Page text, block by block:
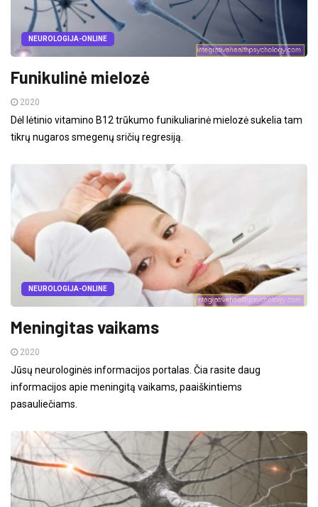
NEUROLOGIJA-ONLINE
Funikulinė mielozė
2020
Dėl lėtinio vitamino B12 trūkumo funikuliarinė mielozė sukelia tam
tikrų nugaros smegenų sričių regresiją.
NEUROLOGIJA-ONLINE
Meningitas vaikams
2020
Jūsų neurologinės informacijos portalas. Čia rasite daug
informacijos apie meningitą vaikams, paaiškintiems
pasauliečiams.